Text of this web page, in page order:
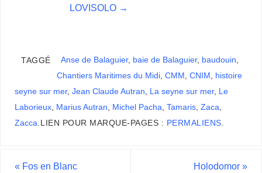
LOVISOLO →
TAGGÉ Anse de Balaguier, baie de Balaguier, baudouin,
Chantiers Maritimes du Midi, CMM , CNIM , histoire
seyne sur mer,Jean Claude Autran, La seyne sur mer, Le
Laborieux, Marius Autran, Michel Pacha,Tamaris,Zaca,
Zacca. LIEN POUR MARQUE-PAGES : PERMALIENS.
« Fos en Blanc Holodomor »